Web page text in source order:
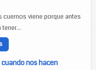
cuernos viene porque antes
cuando nos hacen